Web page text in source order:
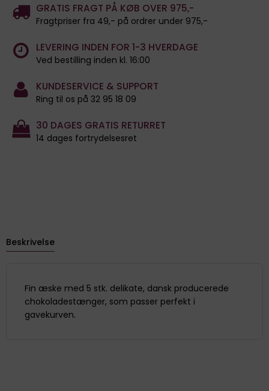
GRATIS FRAGT PÅ KØB OVER 975,-
Fragtpriser fra 49,- på ordrer under 975,-
LEVERING INDEN FOR 1-3 HVERDAGE
Ved bestilling inden kl. 16:00
KUNDESERVICE & SUPPORT
Ring til os på 32 95 18 09
30 DAGES GRATIS RETURRET
14 dages fortrydelsesret
Beskrivelse
Fin æske med 5 stk. delikate, dansk producerede
chokoladestænger, som passer perfekt i
gavekurven.